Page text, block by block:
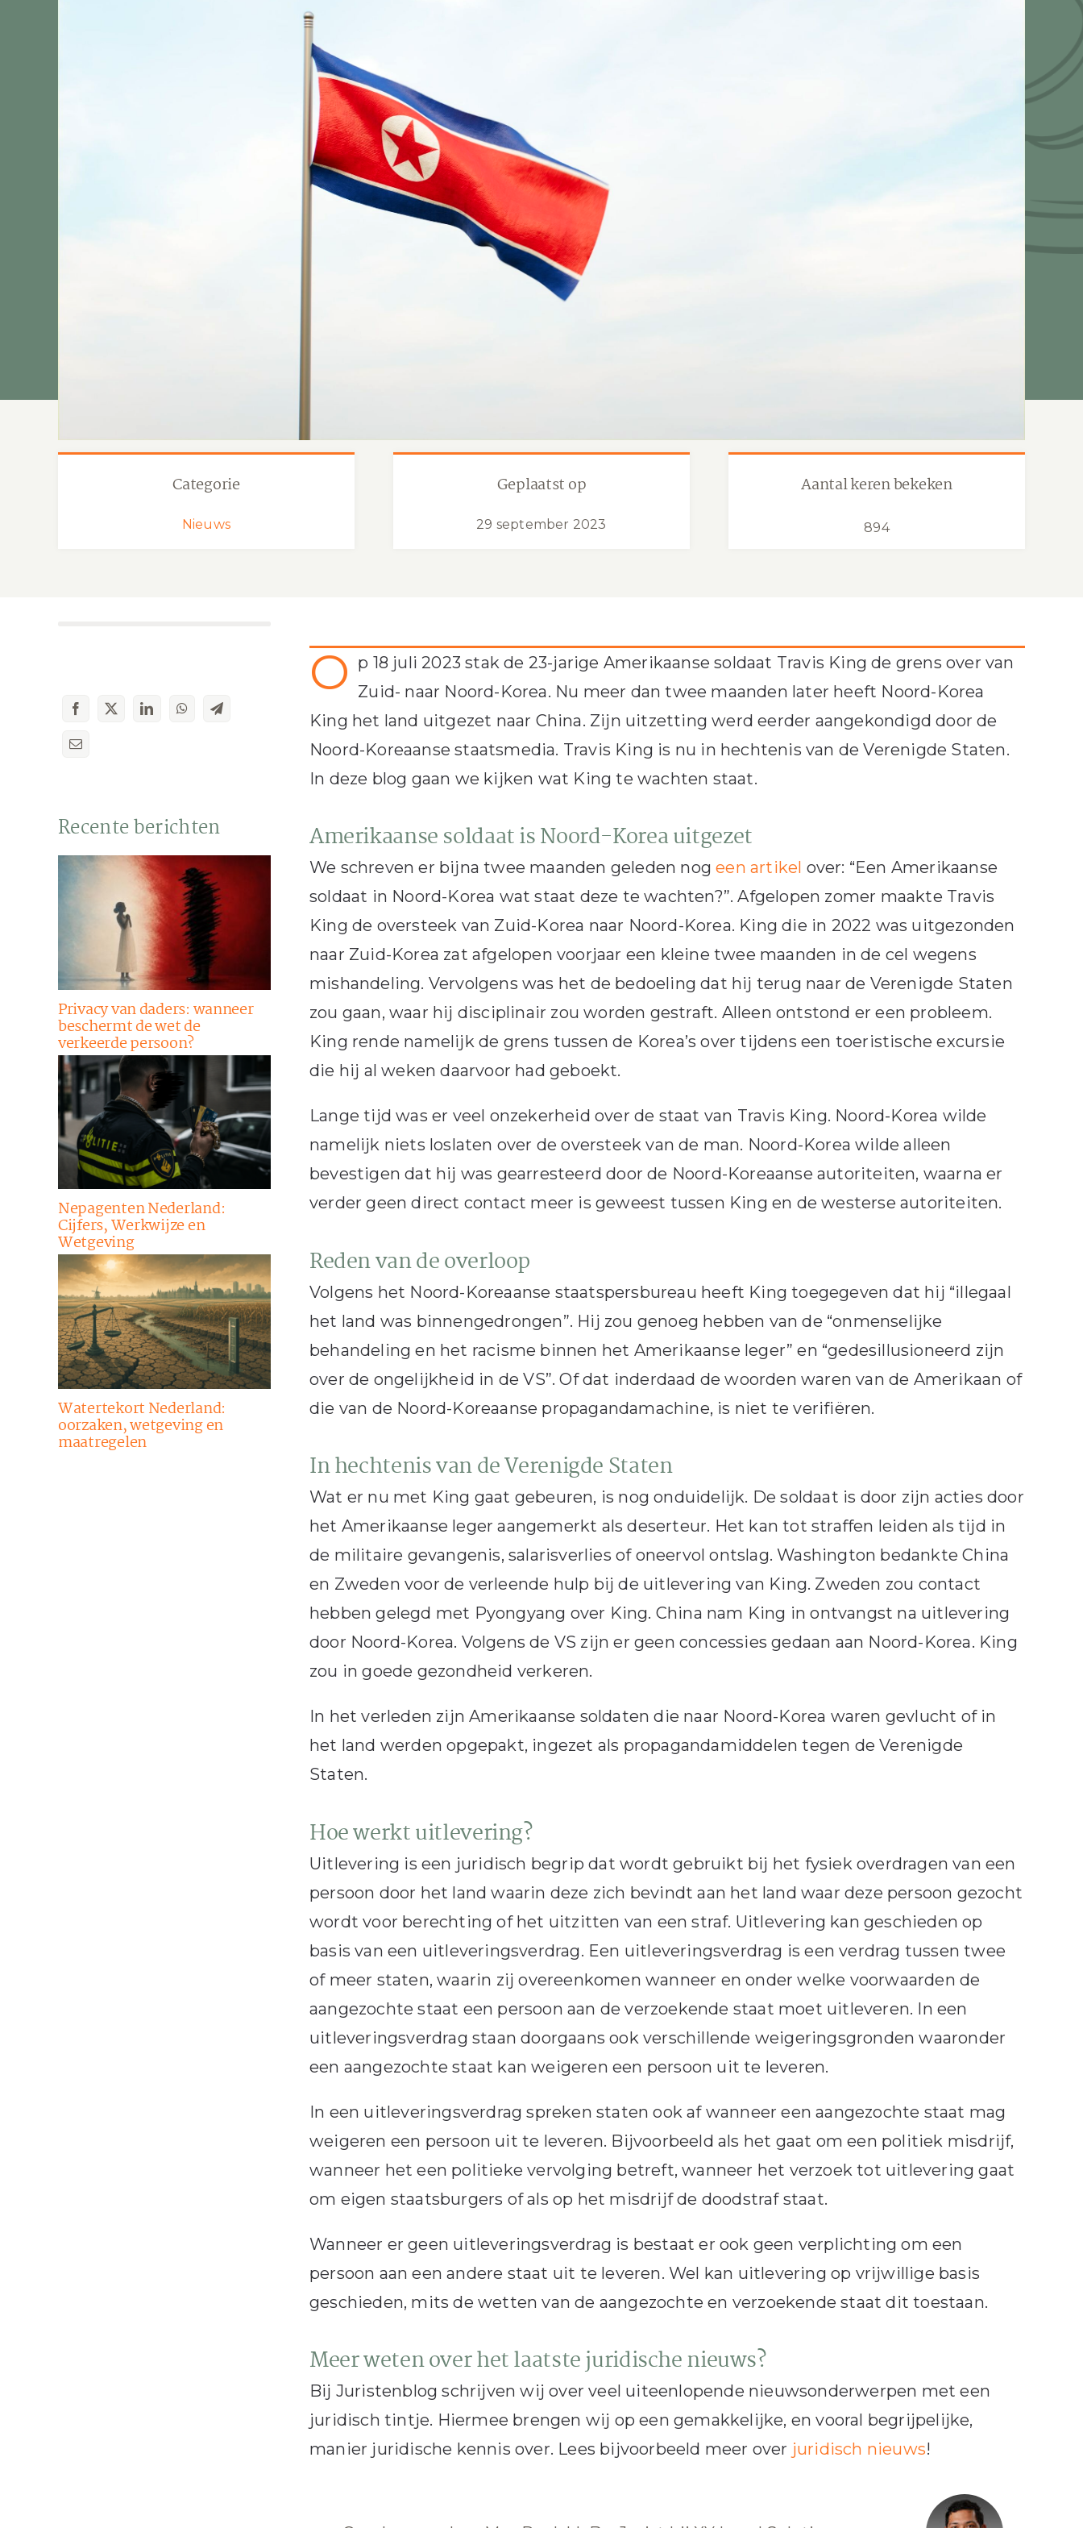
Categorie
Nieuws
Geplaatst op
29 september 2023
Aantal keren bekeken
894
Recente berichten
Privacy van daders: wanneer
beschermt de wet de
verkeerde persoon?
Nepagenten Nederland:
Cijfers, Werkwijze en
Wetgeving
Watertekort Nederland:
oorzaken, wetgeving en
maatregelen
O p 18 juli 2023 stak de 23-jarige Amerikaanse soldaat Travis King de grens over van
Zuid- naar Noord-Korea. Nu meer dan twee maanden later heeft Noord-Korea
King het land uitgezet naar China. Zijn uitzetting werd eerder aangekondigd door de
Noord-Koreaanse staatsmedia. Travis King is nu in hechtenis van de Verenigde Staten.
In deze blog gaan we kijken wat King te wachten staat.
Amerikaanse soldaat is Noord-Korea uitgezet
We schreven er bijna twee maanden geleden nogeen artikel over: “Een Amerikaanse
soldaat in Noord-Korea wat staat deze te wachten?”. Afgelopen zomer maakte Travis
King de oversteek van Zuid-Korea naar Noord-Korea. King die in 2022 was uitgezonden
naar Zuid-Korea zat afgelopen voorjaar een kleine twee maanden in de cel wegens
mishandeling. Vervolgens was het de bedoeling dat hij terug naar de Verenigde Staten
zou gaan, waar hij disciplinair zou worden gestraft. Alleen ontstond er een probleem.
King rende namelijk de grens tussen de Korea’s over tijdens een toeristische excursie
die hij al weken daarvoor had geboekt.
Lange tijd was er veel onzekerheid over de staat van Travis King. Noord-Korea wilde
namelijk niets loslaten over de oversteek van de man. Noord-Korea wilde alleen
bevestigen dat hij was gearresteerd door de Noord-Koreaanse autoriteiten, waarna er
verder geen direct contact meer is geweest tussen King en de westerse autoriteiten.
Reden van de overloop
Volgens het Noord-Koreaanse staatspersbureau heeft King toegegeven dat hij “illegaal
het land was binnengedrongen”. Hij zou genoeg hebben van de “onmenselijke
behandeling en het racisme binnen het Amerikaanse leger” en “gedesillusioneerd zijn
over de ongelijkheid in de VS”. Of dat inderdaad de woorden waren van de Amerikaan of
die van de Noord-Koreaanse propagandamachine, is niet te verifiëren.
In hechtenis van de Verenigde Staten
Wat er nu met King gaat gebeuren, is nog onduidelijk. De soldaat is door zijn acties door
het Amerikaanse leger aangemerkt als deserteur. Het kan tot straffen leiden als tijd in
de militaire gevangenis, salarisverlies of oneervol ontslag. Washington bedankte China
en Zweden voor de verleende hulp bij de uitlevering van King. Zweden zou contact
hebben gelegd met Pyongyang over King. China nam King in ontvangst na uitlevering
door Noord-Korea. Volgens de VS zijn er geen concessies gedaan aan Noord-Korea. King
zou in goede gezondheid verkeren.
In het verleden zijn Amerikaanse soldaten die naar Noord-Korea waren gevlucht of in
het land werden opgepakt, ingezet als propagandamiddelen tegen de Verenigde
Staten.
Hoe werkt uitlevering?
Uitlevering is een juridisch begrip dat wordt gebruikt bij het fysiek overdragen van een
persoon door het land waarin deze zich bevindt aan het land waar deze persoon gezocht
wordt voor berechting of het uitzitten van een straf. Uitlevering kan geschieden op
basis van een uitleveringsverdrag. Een uitleveringsverdrag is een verdrag tussen twee
of meer staten, waarin zij overeenkomen wanneer en onder welke voorwaarden de
aangezochte staat een persoon aan de verzoekende staat moet uitleveren. In een
uitleveringsverdrag staan doorgaans ook verschillende weigeringsgronden waaronder
een aangezochte staat kan weigeren een persoon uit te leveren.
In een uitleveringsverdrag spreken staten ook af wanneer een aangezochte staat mag
weigeren een persoon uit te leveren. Bijvoorbeeld als het gaat om een politiek misdrijf,
wanneer het een politieke vervolging betreft, wanneer het verzoek tot uitlevering gaat
om eigen staatsburgers of als op het misdrijf de doodstraf staat.
Wanneer er geen uitleveringsverdrag is bestaat er ook geen verplichting om een
persoon aan een andere staat uit te leveren. Wel kan uitlevering op vrijwillige basis
geschieden, mits de wetten van de aangezochte en verzoekende staat dit toestaan.
Meer weten over het laatste juridische nieuws?
Bij Juristenblog schrijven wij over veel uiteenlopende nieuwsonderwerpen met een
juridisch tintje. Hiermee brengen wij op een gemakkelijke, en vooral begrijpelijke,
manier juridische kennis over. Lees bijvoorbeeld meer over juridisch nieuws!